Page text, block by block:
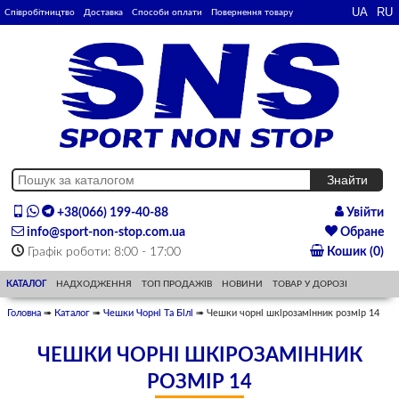
Співробітництво Доставка Способи оплати Повернення товару
+38(066) 199-40-88
info@sport-non-stop.com.ua
Графік роботи: 8:00 - 17:00
Увійти
Обране
Кошик (0)
КАТАЛОГ НАДХОДЖЕННЯ ТОП ПРОДАЖІВ НОВИНИ ТОВАР У ДОРОЗІ
Головна ➠ Каталог ➠ Чешки Чорні Та Білі ➠ Чешки чорні шкірозамінник розмір 14
ЧЕШКИ ЧОРНІ ШКІРОЗАМІННИК
РОЗМІР 14